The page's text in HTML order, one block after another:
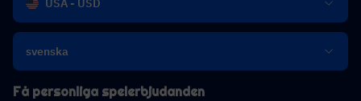
USA - USD
svenska
Få personliga spelerbjudanden